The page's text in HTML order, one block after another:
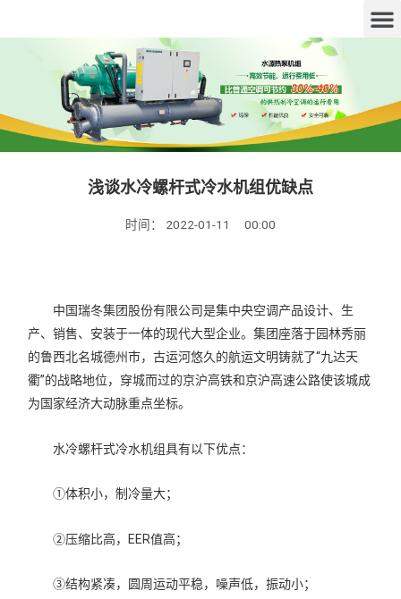
浅谈水冷螺杆式冷水机组优缺点
时间： 2022-01-11 00:00
中国瑞冬集团股份有限公司是集中央空调产品设计、生
产、销售、安装于一体的现代大型企业。集团座落于园林秀丽
的鲁西北名城德州市，古运河悠久的航运文明铸就了“九达天
衢”的战略地位，穿城而过的京沪高铁和京沪高速公路使该城成
为国家经济大动脉重点坐标。
水冷螺杆式冷水机组具有以下优点：
①体积小，制冷量大；
②压缩比高，EER值高；
③结构紧凑，圆周运动平稳，噪声低，振动小；